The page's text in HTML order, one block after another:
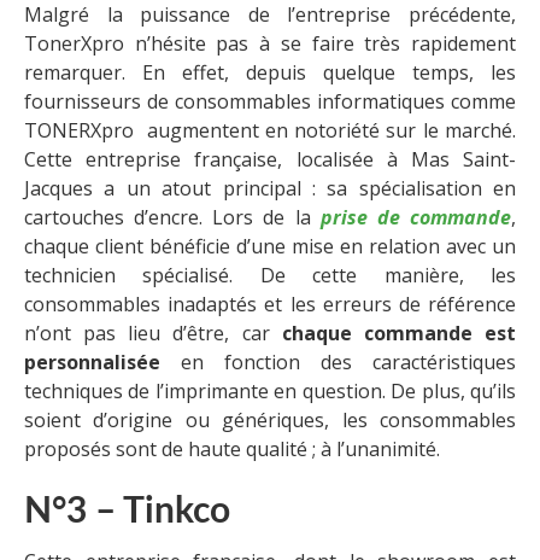
Malgré la puissance de l’entreprise précédente,
TonerXpro n’hésite pas à se faire très rapidement
remarquer. En effet, depuis quelque temps, les
fournisseurs de consommables informatiques comme
TONERXpro augmentent en notoriété sur le marché.
Cette entreprise française, localisée à Mas Saint-
Jacques a un atout principal : sa spécialisation en
cartouches d’encre. Lors de la prise de commande,
chaque client bénéficie d’une mise en relation avec un
technicien spécialisé. De cette manière, les
consommables inadaptés et les erreurs de référence
n’ont pas lieu d’être, car chaque commande est
personnalisée en fonction des caractéristiques
techniques de l’imprimante en question. De plus, qu’ils
soient d’origine ou génériques, les consommables
proposés sont de haute qualité ; à l’unanimité.
N°3 – Tinkco